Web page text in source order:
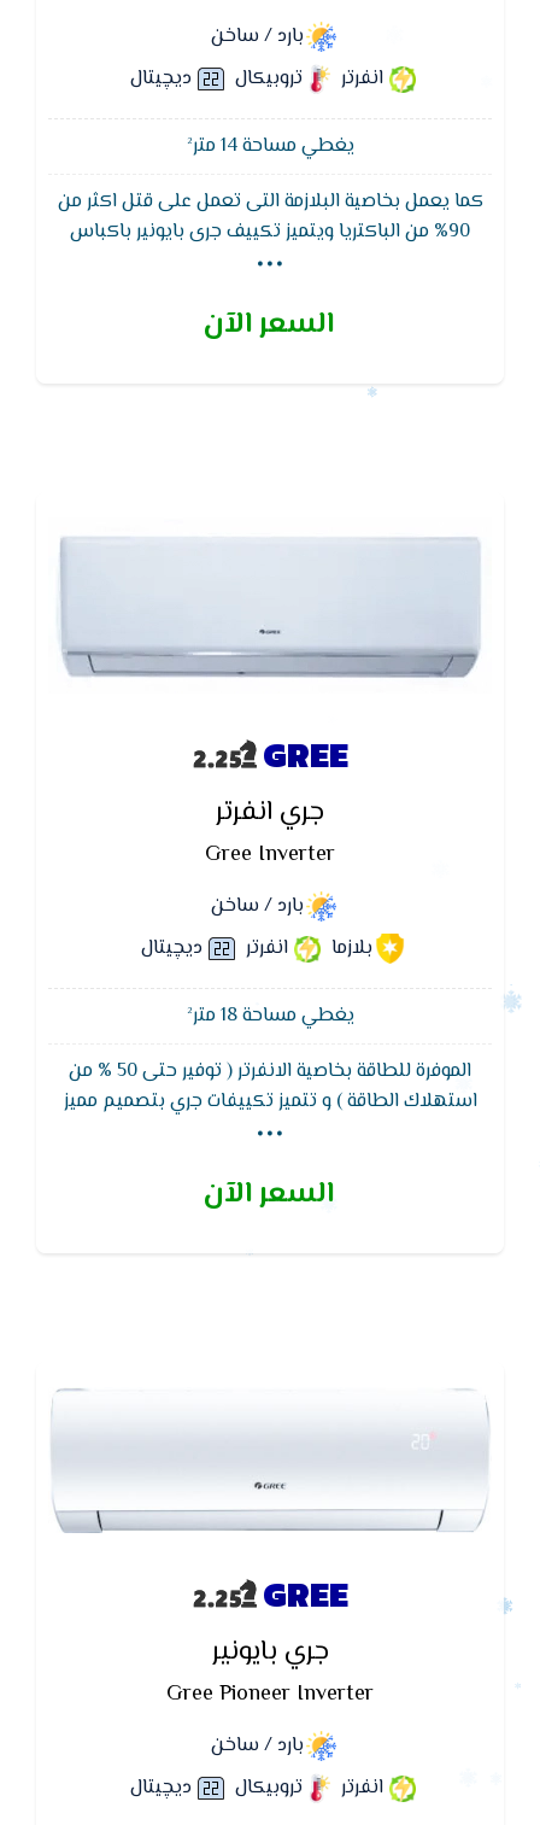
بارد / ساخن
انفرتر
تروبيكال ديچيتال
يغطي مساحة 14 متر²
كما يعمل بخاصية البلازمة التى تعمل على قتل اكثر من
90% من الباكتريا ويتميز تكييف جرى بايونير باكباس
ويتميز بكباس يوفر 50% من استهلاك الكهرباء
...
السعر الآن
GREE
جري انفرتر
Gree Inverter
بارد / ساخن
بلازما
انفرتر ديچيتال
يغطي مساحة 18 متر²
الموفرة للطاقة بخاصية الانفرتر ( توفير حتى 50 % من
استهلاك الطاقة ) و تتميز تكييفات جري بتصميم مميز
بشاشة ليد لمعرفة درجات الحرارة والاعطال
...
السعر الآن
GREE
جري بايونير
Gree Pioneer Inverter
بارد / ساخن
انفرتر
تروبيكال ديچيتال